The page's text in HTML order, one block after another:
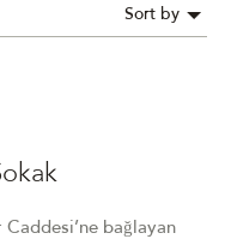
Sort by
Caddesi’ne bağlayan